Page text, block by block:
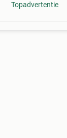
Topadvertentie